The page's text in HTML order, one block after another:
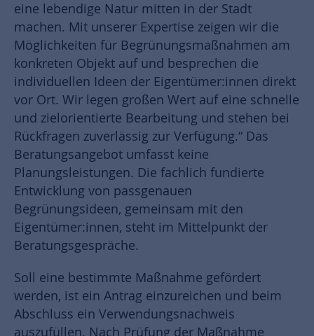
eine lebendige Natur mitten in der Stadt
machen. Mit unserer Expertise zeigen wir die
Möglichkeiten für Begrünungsmaßnahmen am
konkreten Objekt auf und besprechen die
individuellen Ideen der Eigentümer:innen direkt
vor Ort. Wir legen großen Wert auf eine schnelle
und zielorientierte Bearbeitung und stehen bei
Rückfragen zuverlässig zur Verfügung.“ Das
Beratungsangebot umfasst keine
Planungsleistungen. Die fachlich fundierte
Entwicklung von passgenauen
Begrünungsideen, gemeinsam mit den
Eigentümer:innen, steht im Mittelpunkt der
Beratungsgespräche.
Soll eine bestimmte Maßnahme gefördert
werden, ist ein Antrag einzureichen und beim
Abschluss ein Verwendungsnachweis
auszufüllen. Nach Prüfung der Maßnahme